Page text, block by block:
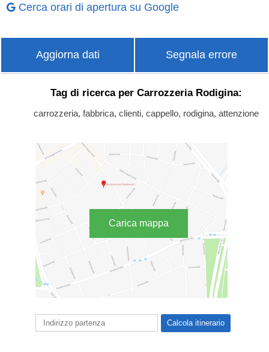
Cerca orari di apertura su Google
Aggiorna dati Segnala errore
Tag di ricerca per Carrozzeria Rodigina:
carrozzeria, fabbrica, clienti, cappello, rodigina, attenzione
Carica mappa